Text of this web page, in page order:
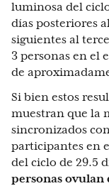
luminosa del
días posteriores
siguientes al
3 personas en el
de
Si bien estos
muestran que la
sincronizados
participantes en
del ciclo de 29.5
personas